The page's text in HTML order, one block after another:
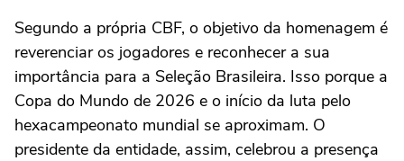
Segundo a própria CBF, o objetivo da homenagem é
reverenciar os jogadores e reconhecer a sua
importância para a Seleção Brasileira. Isso porque a
Copa do Mundo de 2026 e o início da luta pelo
hexacampeonato mundial se aproximam. O
presidente da entidade, assim, celebrou a presença